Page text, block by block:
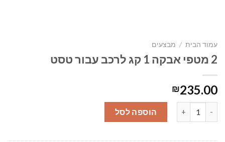
עמוד הבית / מבצעים
2 מטפי אבקה 1 קג לרכב עבור טסט
₪235.00
כמות של 2 מטפי אבקה 1 קג לרכב עבור טסט הוספה לסל